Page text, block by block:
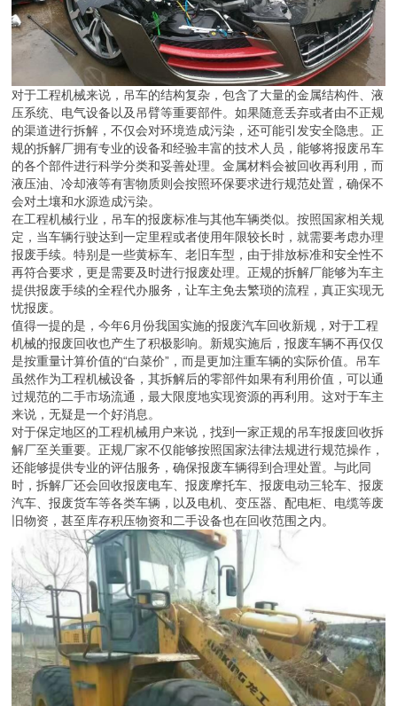
对于工程机械来说，吊车的结构复杂，包含了大量的金属结构件、液
压系统、电气设备以及吊臂等重要部件。如果随意丢弃或者由不正规
的渠道进行拆解，不仅会对环境造成污染，还可能引发安全隐患。正
规的拆解厂拥有专业的设备和经验丰富的技术人员，能够将报废吊车
的各个部件进行科学分类和妥善处理。金属材料会被回收再利用，而
液压油、冷却液等有害物质则会按照环保要求进行规范处置，确保不
会对土壤和水源造成污染。
在工程机械行业，吊车的报废标准与其他车辆类似。按照国家相关规
定，当车辆行驶达到一定里程或者使用年限较长时，就需要考虑办理
报废手续。特别是一些黄标车、老旧车型，由于排放标准和安全性不
再符合要求，更是需要及时进行报废处理。正规的拆解厂能够为车主
提供报废手续的全程代办服务，让车主免去繁琐的流程，真正实现无
忧报废。
值得一提的是，今年6月份我国实施的报废汽车回收新规，对于工程
机械的报废回收也产生了积极影响。新规实施后，报废车辆不再仅仅
是按重量计算价值的“白菜价”，而是更加注重车辆的实际价值。吊车
虽然作为工程机械设备，其拆解后的零部件如果有利用价值，可以通
过规范的二手市场流通，最大限度地实现资源的再利用。这对于车主
来说，无疑是一个好消息。
对于保定地区的工程机械用户来说，找到一家正规的吊车报废回收拆
解厂至关重要。正规厂家不仅能够按照国家法律法规进行规范操作，
还能够提供专业的评估服务，确保报废车辆得到合理处置。与此同
时，拆解厂还会回收报废电车、报废摩托车、报废电动三轮车、报废
汽车、报废货车等各类车辆，以及电机、变压器、配电柜、电缆等废
旧物资，甚至库存积压物资和二手设备也在回收范围之内。